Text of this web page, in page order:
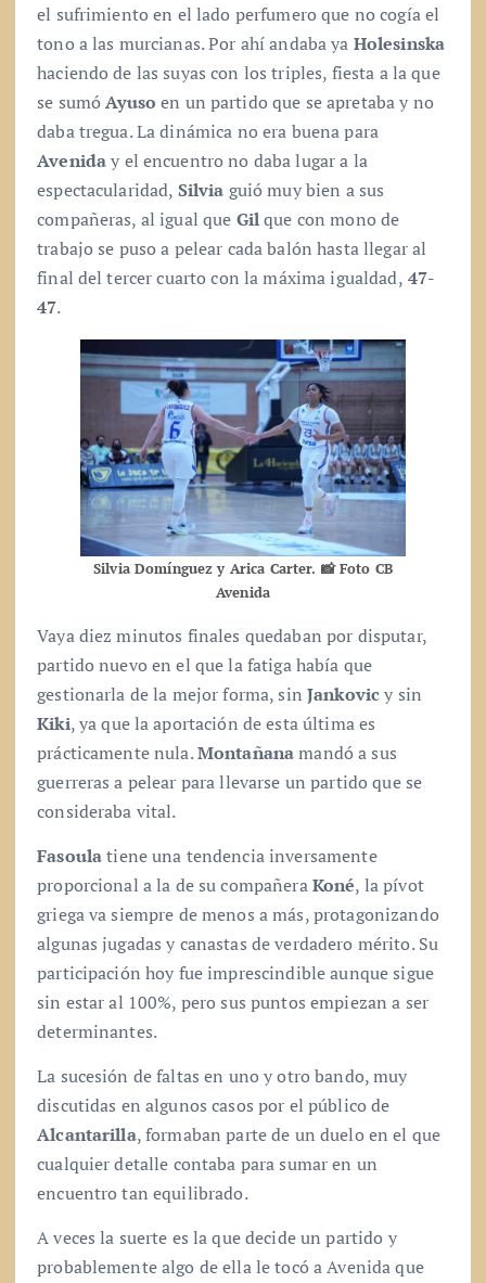
el sufrimiento en el lado perfumero que no cogía el
tono a las murcianas. Por ahí andaba ya Holesinska
haciendo de las suyas con los triples, fiesta a la que
se sumóAyuso en un partido que se apretaba y no
daba tregua. La dinámica no era buena para
Aveniday el encuentro no daba lugar a la
espectacularidad, Silvia guió muy bien a sus
compañeras, al igual que Gilque con mono de
trabajo se puso a pelear cada balón hasta llegar al
final del tercer cuarto con la máxima igualdad, 47-
47.
Silvia Domínguez y Arica Carter. 📸 Foto CB
Avenida
Vaya diez minutos finales quedaban por disputar,
partido nuevo en el que la fatiga había que
gestionarla de la mejor forma, sinJankovic y sin
Kiki, ya que la aportación de esta última es
prácticamente nula.Montañanamandó a sus
guerreras a pelear para llevarse un partido que se
consideraba vital.
Fasoulatiene una tendencia inversamente
proporcional a la de su compañeraKoné, la pívot
griega va siempre de menos a más, protagonizando
algunas jugadas y canastas de verdadero mérito. Su
participación hoy fue imprescindible aunque sigue
sin estar al 100%, pero sus puntos empiezan a ser
determinantes.
La sucesión de faltas en uno y otro bando, muy
discutidas en algunos casos por el público de
Alcantarilla, formaban parte de un duelo en el que
cualquier detalle contaba para sumar en un
encuentro tan equilibrado.
A veces la suerte es la que decide un partido y
probablemente algo de ella le tocó a Avenida que